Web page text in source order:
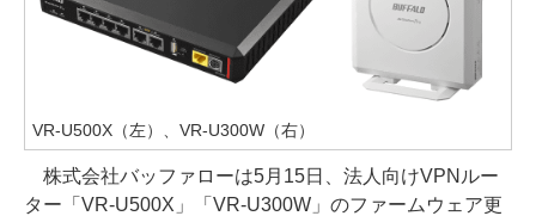
VR-U500X（左）、VR-U300W（右）
株式会社バッファローは5月15日、法人向けVPNルー
ター「VR-U500X」「VR-U300W」のファームウェア更